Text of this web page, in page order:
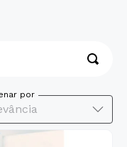
MAIS BUSCADOS
física